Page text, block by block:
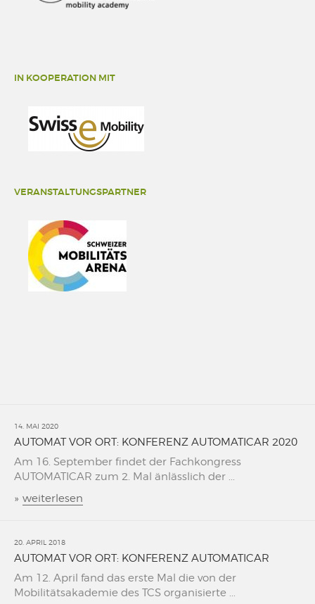
IN KOOPERATION MIT
VERANSTALTUNGSPARTNER
14. MAI 2020
AUTOMAT VOR ORT: KONFERENZ AUTOMATICAR 2020
Am 16. September findet der Fachkongress
AUTOMATICAR zum 2. Mal änlässlich der ...
» weiterlesen
20. APRIL 2018
AUTOMAT VOR ORT: KONFERENZ AUTOMATICAR
Am 12. April fand das erste Mal die von der
Mobilitätsakademie des TCS organisierte ...